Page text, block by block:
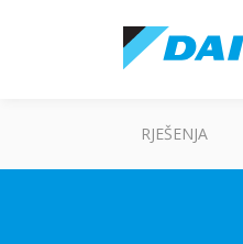
RJEŠENJA